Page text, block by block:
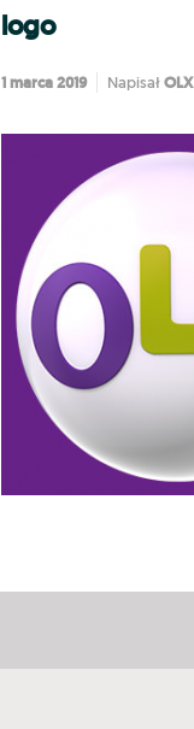
logo
1 marca 2019 Napisał OLX